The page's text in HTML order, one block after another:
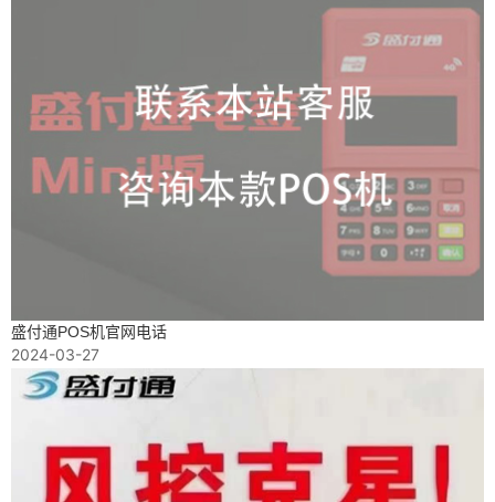
盛付通POS机官网电话
2024-03-27